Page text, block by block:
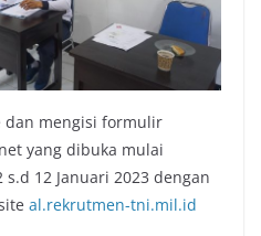
dan mengisi formulir
yang dibuka mulai
12 Januari 2023 dengan
al.rekrutmen-tni.mil.id